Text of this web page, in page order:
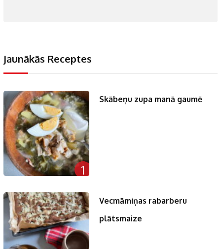
Jaunākās Receptes
1
Skābeņu zupa manā gaumē
Vecmāmiņas rabarberu
plātsmaize